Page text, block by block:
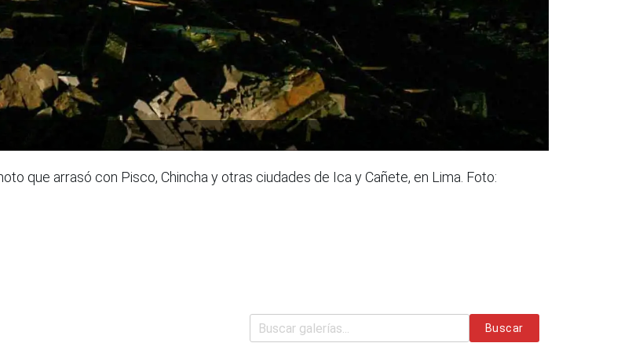
que arrasó con Pisco, Chincha y otras ciudades de Ica y Cañete, en Lima. Foto:
Buscar